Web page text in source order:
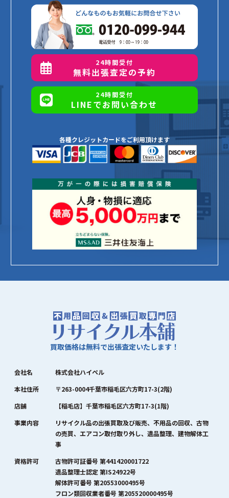
24時間受付
無料出張査定の予約
24時間受付
LINEでお問い合わせ
各種クレジットカードをご利用頂けます
買取価格は無料で出張査定いたします！
会社名
株式会社ハイペル
本社住所
〒263-0004千葉市稲毛区六方町17-3(2階)
店舗
【稲毛店】千葉市稲毛区六方町17-3(1階)
事業内容
リサイクル品の出張買取及び販売、不用品の回収、古物
の売買、エアコン取付取り外し、遺品整理、建物解体工
事
資格許可
古物許可証番号 第441420001722
遺品整理士認定 第IS24922号
解体許可番号 第20553000495号
フロン類回収業者番号 第205520000495号